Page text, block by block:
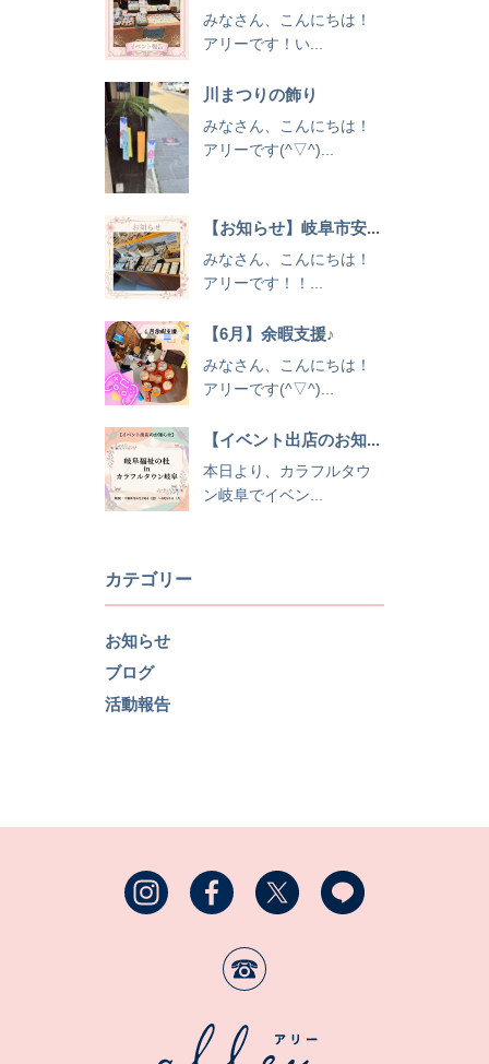
みなさん、こんにちは！
アリーです！い...
川まつりの飾り
みなさん、こんにちは！
アリーです(^▽^)...
【お知らせ】岐阜市安...
みなさん、こんにちは！
アリーです！！...
【6月】余暇支援♪
みなさん、こんにちは！
アリーです(^▽^)...
【イベント出店のお知...
本日より、カラフルタウ
ン岐阜でイベン...
カテゴリー
お知らせ
ブログ
活動報告